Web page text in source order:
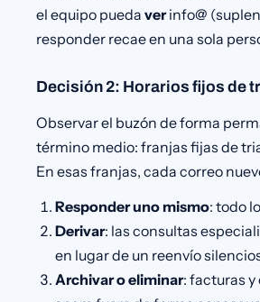
el equipo pueda verinfo@
responder recae en una sola
Decisión 2: Horarios fijos de
Observar el buzón de forma
término medio: franjas fijas de
En esas franjas, cada correo
Responder uno mismo: todo
Derivar: las consultas
en lugar de un reenvío
Archivar o eliminar: facturas